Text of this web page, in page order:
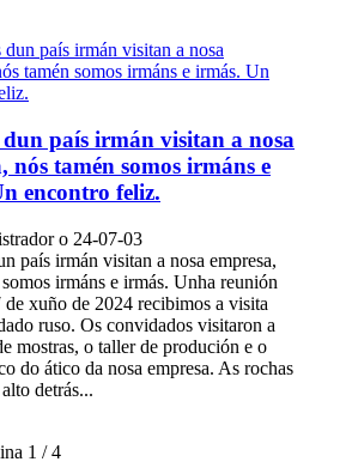
dun país irmán visitan a nosa
nós tamén somos irmáns e
encontro feliz.
o 24-07-03
país irmán visitan a nosa empresa,
irmáns e irmás. Unha reunión
xuño de 2024 recibimos a visita
ruso. Os convidados visitaron a
mostras, o taller de produción e o
do ático da nosa empresa. As rochas
detrás...
1 / 4